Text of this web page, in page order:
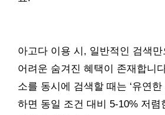
아고다 이용 시, 일반적인 검색만
어려운 숨겨진 혜택이 존재합니
소를 동시에 검색할 때는 ‘유연한
하면 동일 조건 대비 5-10% 저렴